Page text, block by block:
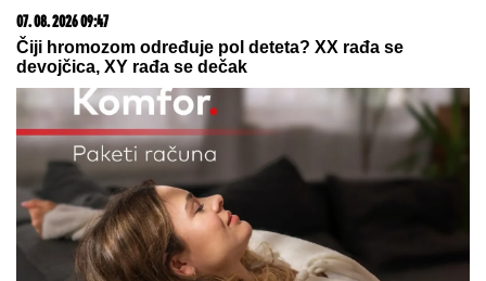
u kojoj je odrasla, a malo ko zna da
je pre estrade radila kao
NASTAVNICA: "Svaki put plačem"
(VIDEO)